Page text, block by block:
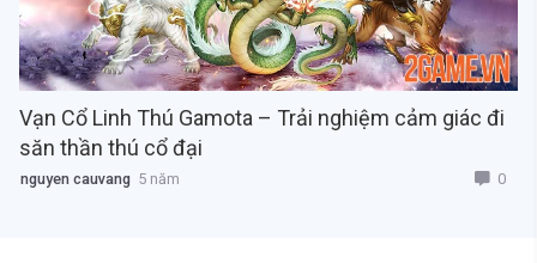
Vạn Cổ Linh Thú Gamota – Trải nghiệm cảm giác đi
săn thần thú cổ đại
nguyen cauvang 5 năm 0